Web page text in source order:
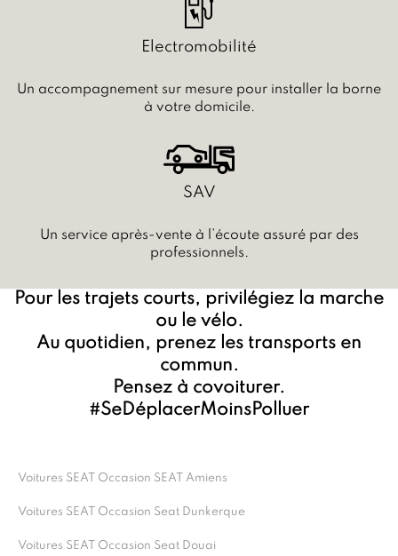
Electromobilité
Un accompagnement sur mesure pour installer la borne
à votre domicile.
SAV
Un service après-vente à l’écoute assuré par des
professionnels.
Pour les trajets courts, privilégiez la marche
ou le vélo.
Au quotidien, prenez les transports en
commun.
Pensez à covoiturer.
#SeDéplacerMoinsPolluer
Voitures SEAT Occasion SEAT Amiens
Voitures SEAT Occasion Seat Dunkerque
Voitures SEAT Occasion Seat Douai